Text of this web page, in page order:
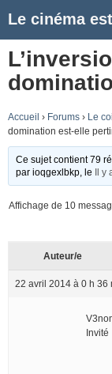
Le cinéma
Accueil › Forums › Le
domination est-elle
Ce sujet contient 79
parioqgexlbkp , le Il y
Affichage de 10
Auteur/e
22 avril 2014 à 0 h 36
Invité